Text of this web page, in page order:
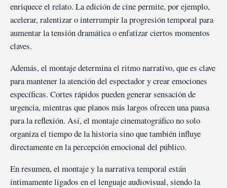
enriquece el relato. La edición de cine permite, por ejemplo,
acelerar, ralentizar o interrumpir la progresión temporal para
aumentar la tensión dramática o enfatizar ciertos momentos
claves.
Además, el montaje determina el ritmo narrativo, que es clave
para mantener la atención del espectador y crear emociones
específicas. Cortes rápidos pueden generar sensación de
urgencia, mientras que planos más largos ofrecen una pausa
para la reflexión. Así, el montaje cinematográfico no solo
organiza el tiempo de la historia sino que también influye
directamente en la percepción emocional del público.
En resumen, el montaje y la narrativa temporal están
íntimamente ligados en el lenguaje audiovisual, siendo la